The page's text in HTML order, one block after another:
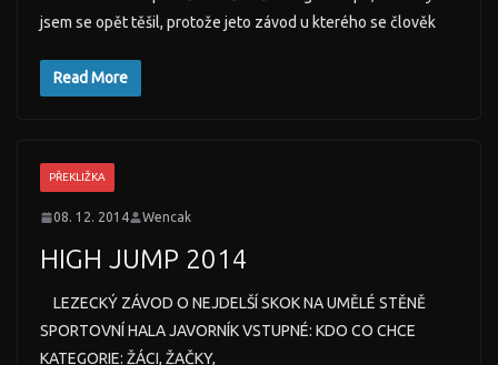
jsem se opět těšil, protože jeto závod u kterého se člověk
Read More
PŘEKLIŽKA
08. 12. 2014 Wencak
HIGH JUMP 2014
LEZECKÝ ZÁVOD O NEJDELŠÍ SKOK NA UMĚLÉ STĚNĚ
SPORTOVNÍ HALA JAVORNÍK VSTUPNÉ: KDO CO CHCE
KATEGORIE: ŽÁCI, ŽAČKY,